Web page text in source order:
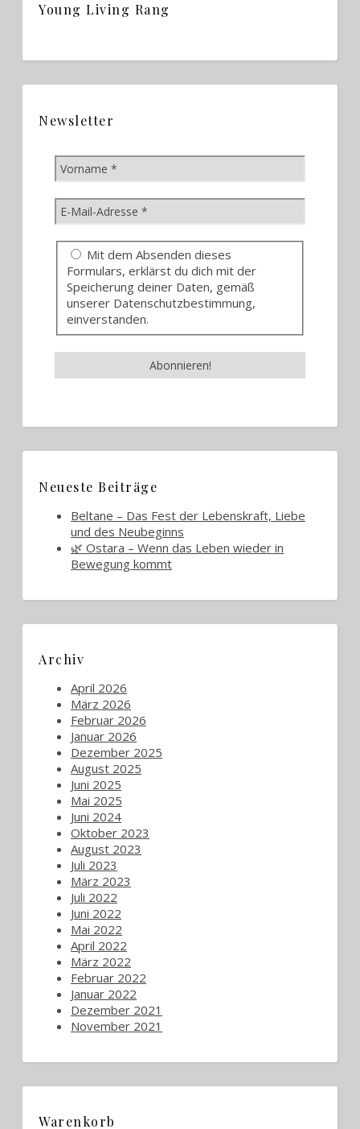
Young Living Rang
Newsletter
Mit dem Absenden dieses
Formulars, erklärst du dich mit der
Speicherung deiner Daten, gemäß
unserer Datenschutzbestimmung,
einverstanden.
Neueste Beiträge
Beltane – Das Fest der Lebenskraft, Liebe
und des Neubeginns
🌿 Ostara – Wenn das Leben wieder in
Bewegung kommt
Archiv
April 2026
März 2026
Februar 2026
Januar 2026
Dezember 2025
August 2025
Juni 2025
Mai 2025
Juni 2024
Oktober 2023
August 2023
Juli 2023
März 2023
Juli 2022
Juni 2022
Mai 2022
April 2022
März 2022
Februar 2022
Januar 2022
Dezember 2021
November 2021
Warenkorb